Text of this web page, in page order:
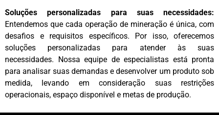
Soluções personalizadas para suas necessidades:
Entendemos que cada operação de mineração é única, com
desafios e requisitos específicos. Por isso, oferecemos
soluções personalizadas para atender às suas
necessidades. Nossa equipe de especialistas está pronta
para analisar suas demandas e desenvolver um produto sob
medida, levando em consideração suas restrições
operacionais, espaço disponível e metas de produção.